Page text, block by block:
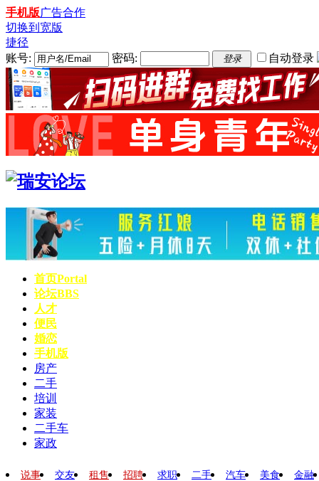
手机版广告合作
切换到宽版
捷径
账号:
密码: 登录 自动登录
首页Portal
论坛BBS
人才
便民
婚恋
手机版
房产
二手
培训
家装
二手车
家政
说事 交友 租售 招聘 求职 二手 汽车 美食 金融